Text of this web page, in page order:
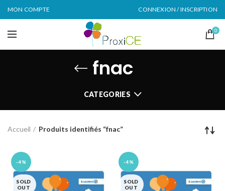
MON COMPTE CONNEXION / INSCRIPTION
0
fnac
CATEGORIES
Accueil Produits identifiés “fnac”
-4%
SOLD
OUT
-4%
SOLD
OUT